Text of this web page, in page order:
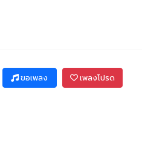
ขอเพลง เพลงโปรด